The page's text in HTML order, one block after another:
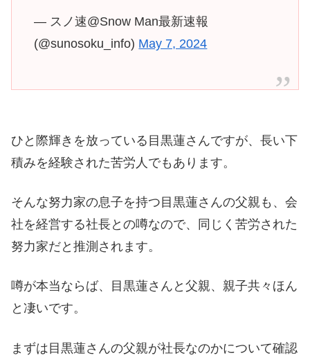
— スノ速@Snow Man最新速報
(@sunosoku_info) May 7, 2024
ひと際輝きを放っている目黒蓮さんですが、長い下
積みを経験された苦労人でもあります。
そんな努力家の息子を持つ目黒蓮さんの父親も、会
社を経営する社長との噂なので、同じく苦労された
努力家だと推測されます。
噂が本当ならば、目黒蓮さんと父親、親子共々ほん
と凄いです。
まずは目黒蓮さんの父親が社長なのかについて確認